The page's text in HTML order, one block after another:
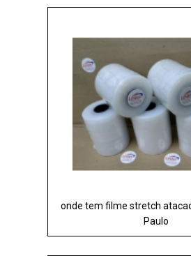
onde tem filme stretch
Paulo